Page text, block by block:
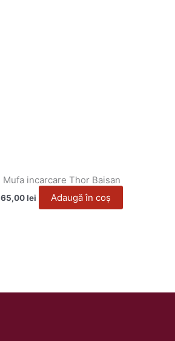
Mufa incarcare Thor Baisan
65,00lei Adaugă în coș